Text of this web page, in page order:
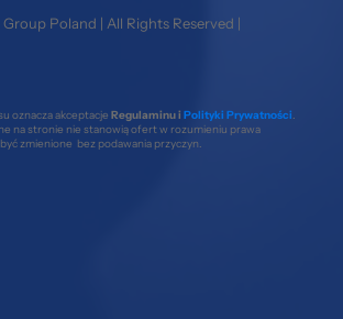
Poland | All Rights Reserved |
oznacza akceptacje Regulaminu i Polityki Prywatności
na stronie nie stanowią ofert w rozumieniu prawa
zmienione bez podawania przyczyn.